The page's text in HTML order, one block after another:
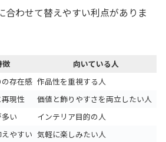
合わせて替えやすい利点がありま
徴
向いている人
存在感 作品性を重視する人
現性
価値と飾りやすさを両立したい人
い
インテリア目的の人
やすい 気軽に楽しみたい人